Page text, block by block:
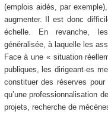
(emplois aidés, par
augmenter. Il est donc
échelle. En revanche,
généralisée, à laquelle les
Face à une « situation
publiques, les dirigeant·es
constituer des réserves
qu’une professionnalisation
projets, recherche de